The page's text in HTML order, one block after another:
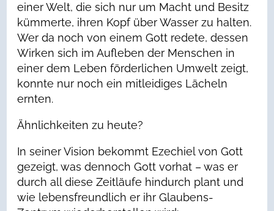
einer Welt, die sich nur um Macht und Besitz
kümmerte, ihren Kopf über Wasser zu halten.
Wer da noch von einem Gott redete, dessen
Wirken sich im Aufleben der Menschen in
einer dem Leben förderlichen Umwelt zeigt,
konnte nur noch ein mitleidiges Lächeln
ernten.
Ähnlichkeiten zu heute?
In seiner Vision bekommt Ezechiel von Gott
gezeigt, was dennoch Gott vorhat – was er
durch all diese Zeitläufe hindurch plant und
wie lebensfreundlich er ihr Glaubens-